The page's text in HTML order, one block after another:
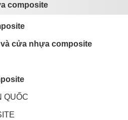
composite
cửa nhựa composite
QUỐC